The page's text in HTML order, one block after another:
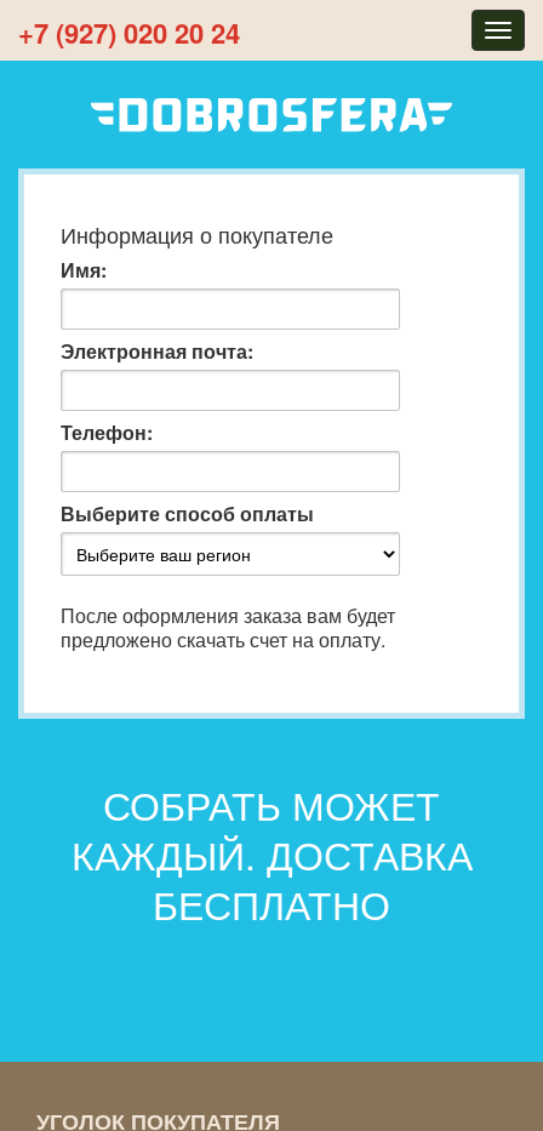
+7 (927) 020 20 24
Информация о покупателе
Имя:
Электронная почта:
Телефон:
Выберите способ оплаты
После оформления заказа вам будет
предложено скачать счет на оплату.
СОБРАТЬ МОЖЕТ
КАЖДЫЙ. ДОСТАВКА
БЕСПЛАТНО
УГОЛОК ПОКУПАТЕЛЯ